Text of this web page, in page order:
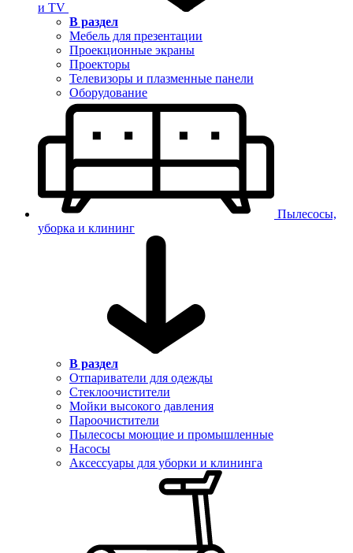
и TV
В раздел
Мебель для презентации
Проекционные экраны
Проекторы
Телевизоры и плазменные панели
Оборудование
Пылесосы,
уборка и клининг
В раздел
Отпариватели для одежды
Стеклоочистители
Мойки высокого давления
Пароочистители
Пылесосы моющие и промышленные
Насосы
Аксессуары для уборки и клининга